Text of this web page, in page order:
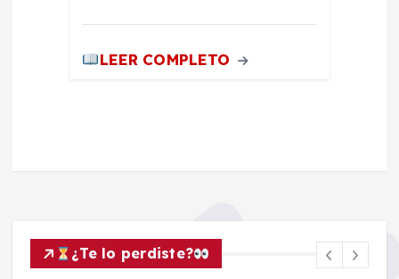
LEER COMPLETO
¿Te lo perdiste?